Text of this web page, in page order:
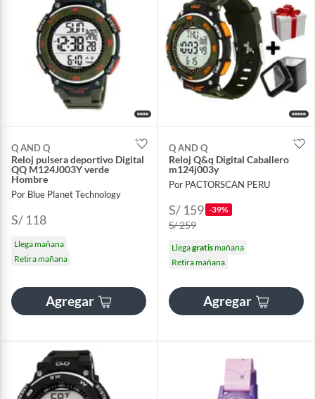
Q AND Q
Reloj pulsera deportivo Digital
QQ M124J003Y verde
Hombre
Por Blue Planet Technology
S/ 118
Llega mañana
Retira mañana
Agregar
Q AND Q
Reloj Q&q Digital Caballero
m124j003y
Por PACTORSCAN PERU
S/ 159 -39%
S/ 259
Llegagratismañana
Retira mañana
Agregar